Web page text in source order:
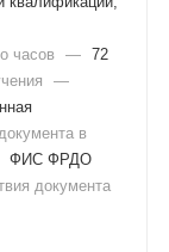
часов
— 72
—
в
ФИС ФРДО
документа